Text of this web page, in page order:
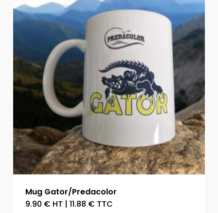
Mug Gator/Predacolor
9.90 € HT | 11.88 € TTC